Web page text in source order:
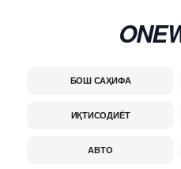
БОШ САҲИФА
ИҚТИСОДИЁТ
АВТО